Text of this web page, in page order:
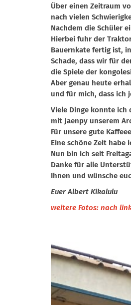
Über einen Zeitraum
nach vielen
Nachdem die Schüler
Hierbei fuhr der
Bauernkate fertig ist,
Schade, dass wir für
die Spiele der
Aber genau heute
und für mich, dass ich
Viele Dinge konnte ich
mit Jaenpy unserem
Für unsere gute
Eine schöne Zeit habe
Nun bin ich seit
Danke für alle
Ihnen und wünsche
Euer Albert Kikalulu
weitere Fotos: nach